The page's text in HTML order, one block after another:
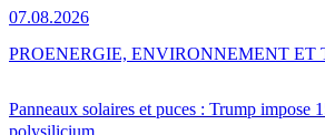
07.08.2026
Panneaux solaires et puces : Trump impose
polysilicium
PROENERGIE, ENVIRONNEMENT ET